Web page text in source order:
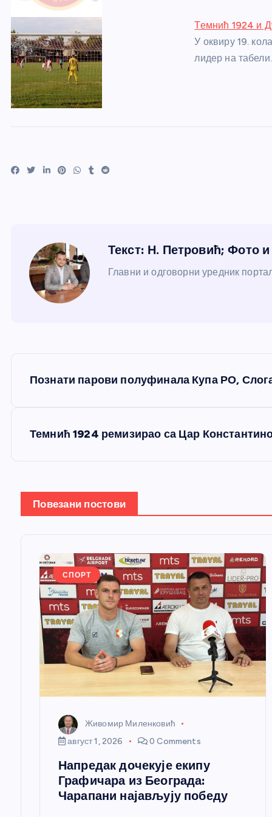
Темнић 1924 и
У оквиру 19.
лидер на
Текст: Н. Петровић; Фото
Главни и одговорни уредник
Познати парови полуфинала Купа РО,
Темнић 1924 ремизирао са Цар
Повезани постови
СПОРТ
Живомир Миленковић
август 1, 2026
0 Comments
Напредак дочекује екипу
Графичара из Београда:
Чарапани најављују победу